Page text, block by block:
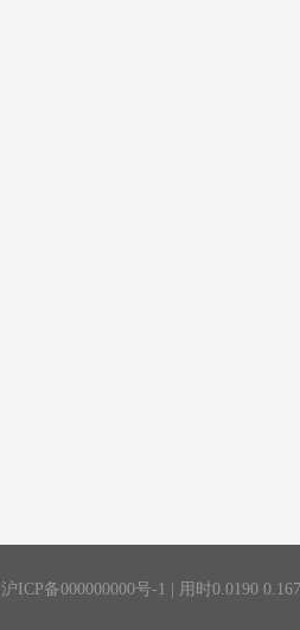
沪ICP备000000000号-1 | 用时0.0190 0.167